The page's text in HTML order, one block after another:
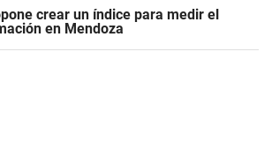
crear un índice para medir el
en Mendoza